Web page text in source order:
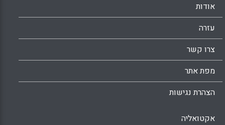
אודות
עזרה
צרו קשר
מפת אתר
הצהרת נגישות
אקטואליה